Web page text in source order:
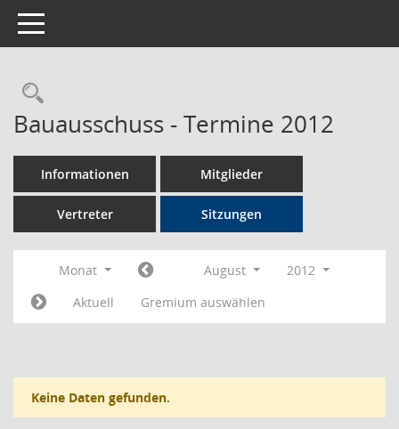
Toggle navigation
Rechercheauswahl
Bauausschuss - Termine 2012
Informationen Mitglieder
Vertreter Sitzungen
Monat August
2012
Aktuell
Gremium auswählen
Keine Daten gefunden.